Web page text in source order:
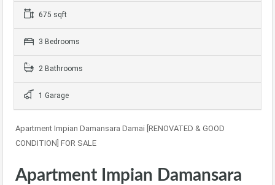
675 sqft
3 Bedrooms
2 Bathrooms
1 Garage
Apartment Impian Damansara Damai [RENOVATED & GOOD
CONDITION] FOR SALE
Apartment Impian Damansara